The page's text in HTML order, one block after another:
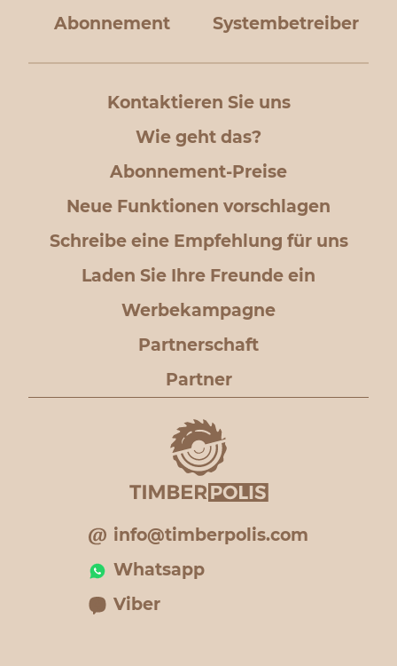
Abonnement Systembetreiber
Kontaktieren Sie uns
Wie geht das?
Abonnement-Preise
Neue Funktionen vorschlagen
Schreibe eine Empfehlung für uns
Laden Sie Ihre Freunde ein
Werbekampagne
Partnerschaft
Partner
info@timberpolis.com
Whatsapp
Viber